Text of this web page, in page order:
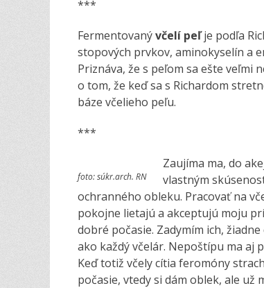
***
Fermentovanývčelí peľje podľa
stopových prvkov, aminokyselín a
Priznáva, že s peľom sa ešte veľmi
o tom, že keď sa s Richardom
báze včelieho peľu.
***
foto: súkr.arch. RN
Zaujíma ma, do
vlastným
ochranného obleku. Pracovať na
pokojne lietajú a akceptujú moju
dobré počasie. Zadymím ich,
ako každý včelár. Nepoštípu ma aj
Keď totiž včely cítia feromóny
počasie, vtedy si dám oblek, ale už